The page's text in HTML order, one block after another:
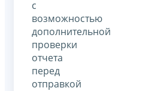
с
возможностью
дополнительной
проверки
отчета
перед
отправкой